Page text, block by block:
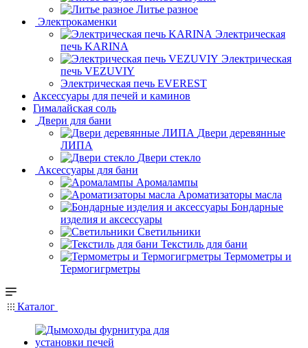
Литье разное
Электрокаменки
Электрическая
печь KARINA
Электрическая
печь VEZUVIY
Электрическая печь EVEREST
Аксессуары для печей и каминов
Гималайская соль
Двери для бани
Двери деревянные
ЛИПА
Двери стекло
Аксессуары для бани
Аромалампы
Ароматизаторы масла
Бондарные
изделия и аксессуары
Светильники
Текстиль для бани
Термометры и
Термогигрметры
Каталог